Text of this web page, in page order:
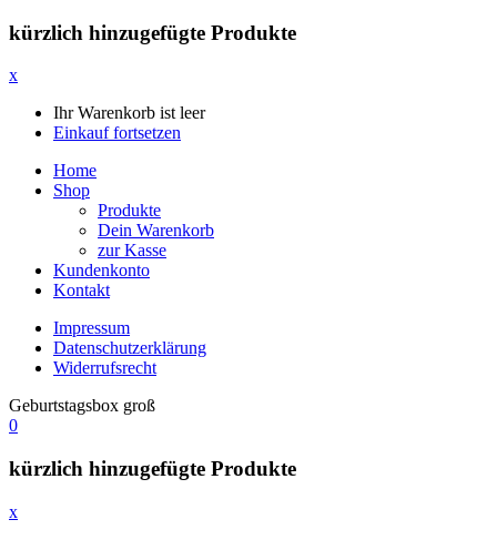
kürzlich hinzugefügte Produkte
x
Ihr Warenkorb ist leer
Einkauf fortsetzen
Home
Shop
Produkte
Dein Warenkorb
zur Kasse
Kundenkonto
Kontakt
Impressum
Datenschutzerklärung
Widerrufsrecht
Geburtstagsbox groß
0
kürzlich hinzugefügte Produkte
x